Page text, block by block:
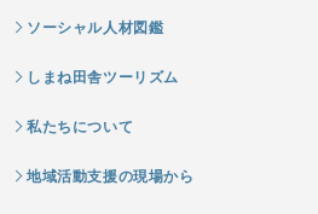
ソーシャル人材図鑑
しまね田舎ツーリズム
私たちについて
地域活動支援の現場から